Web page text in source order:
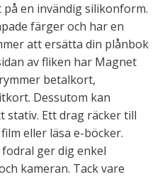
en invändig silikonform.
färger och har en
att ersätta din plånbok
av fliken har Magnet
betalkort,
Dessutom kan
stativ. Ett drag räcker till
eller läsa e-böcker.
ger dig enkel
kameran. Tack vare